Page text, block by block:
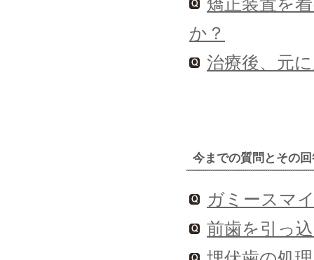
矯正装置を
か？
治療後、元
今までの質問とその
ガミースマ
前歯を引っ